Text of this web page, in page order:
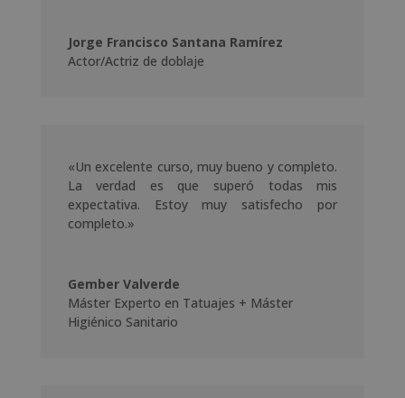
Jorge Francisco Santana Ramírez
Actor/Actriz de doblaje
«Un excelente curso, muy bueno y completo.
La verdad es que superó todas mis
expectativa. Estoy muy satisfecho por
completo.»
Gember Valverde
Máster Experto en Tatuajes + Máster
Higiénico Sanitario